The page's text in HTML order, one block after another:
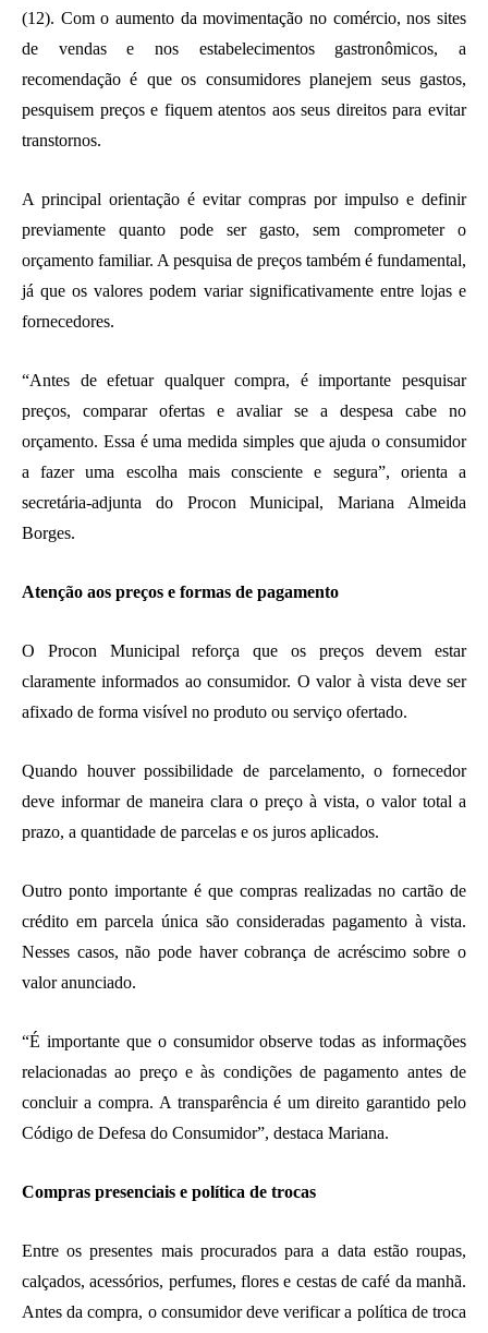
(12). Com o aumento da movimentação no comércio, nos sites
de vendas e nos estabelecimentos gastronômicos, a
recomendação é que os consumidores planejem seus gastos,
pesquisem preços e fiquem atentos aos seus direitos para evitar
transtornos.
A principal orientação é evitar compras por impulso e definir
previamente quanto pode ser gasto, sem comprometer o
orçamento familiar. A pesquisa de preços também é fundamental,
já que os valores podem variar significativamente entre lojas e
fornecedores.
“Antes de efetuar qualquer compra, é importante pesquisar
preços, comparar ofertas e avaliar se a despesa cabe no
orçamento. Essa é uma medida simples que ajuda o consumidor
a fazer uma escolha mais consciente e segura”, orienta a
secretária-adjunta do Procon Municipal, Mariana Almeida
Borges.
Atenção aos preços e formas de pagamento
O Procon Municipal reforça que os preços devem estar
claramente informados ao consumidor. O valor à vista deve ser
afixado de forma visível no produto ou serviço ofertado.
Quando houver possibilidade de parcelamento, o fornecedor
deve informar de maneira clara o preço à vista, o valor total a
prazo, a quantidade de parcelas e os juros aplicados.
Outro ponto importante é que compras realizadas no cartão de
crédito em parcela única são consideradas pagamento à vista.
Nesses casos, não pode haver cobrança de acréscimo sobre o
valor anunciado.
“É importante que o consumidor observe todas as informações
relacionadas ao preço e às condições de pagamento antes de
concluir a compra. A transparência é um direito garantido pelo
Código de Defesa do Consumidor”, destaca Mariana.
Compras presenciais e política de trocas
Entre os presentes mais procurados para a data estão roupas,
calçados, acessórios, perfumes, flores e cestas de café da manhã.
Antes da compra, o consumidor deve verificar a política de troca